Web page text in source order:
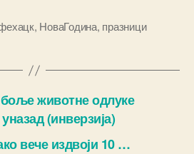
, НоваГодина, празници
животне одлуке
(инверзија)
вече издвоји 10 …